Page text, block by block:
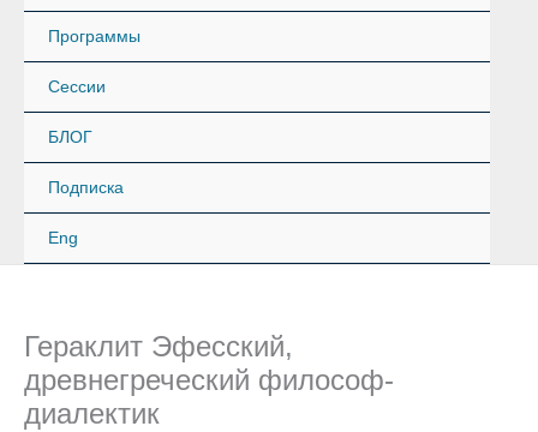
Программы
Сессии
БЛОГ
Подписка
Eng
Гераклит Эфесский,
древнегреческий философ-
диалектик